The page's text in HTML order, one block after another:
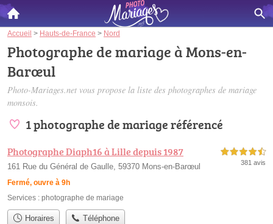
Accueil > Hauts-de-France > Nord
Photographe de mariage à Mons-en-
Barœul
Photo-Mariages.net vous propose la liste des photographes de mariage
monsois.
1 photographe de mariage référencé
Photographe Diaph16 à Lille depuis 1987
161 Rue du Général de Gaulle, 59370 Mons-en-Barœul
Fermé, ouvre à 9h
4,5 étoiles sur 5
381 avis
Services : photographe de mariage
Horaires Téléphone